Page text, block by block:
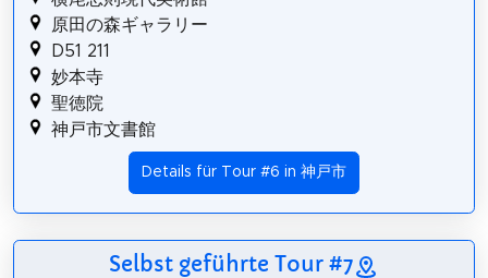
原田の森ギャラリー
D51 211
妙本寺
聖徳院
神戸市文書館
Details für Tour #6 in 神戸市
Selbst geführte Tour #7